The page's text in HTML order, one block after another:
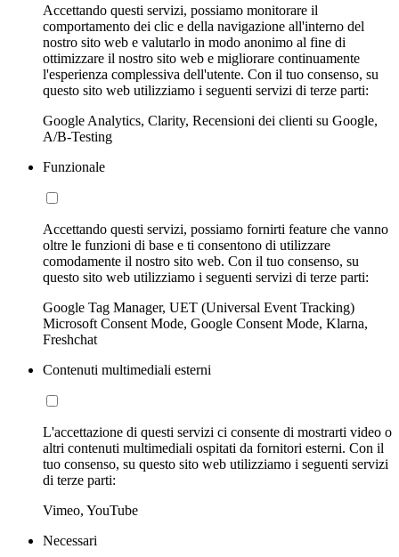
Accettando questi servizi, possiamo monitorare il
comportamento dei clic e della navigazione all'interno del
nostro sito web e valutarlo in modo anonimo al fine di
ottimizzare il nostro sito web e migliorare continuamente
l'esperienza complessiva dell'utente. Con il tuo consenso, su
questo sito web utilizziamo i seguenti servizi di terze parti:
Google Analytics, Clarity, Recensioni dei clienti su Google,
A/B-Testing
Funzionale
Accettando questi servizi, possiamo fornirti feature che vanno
oltre le funzioni di base e ti consentono di utilizzare
comodamente il nostro sito web. Con il tuo consenso, su
questo sito web utilizziamo i seguenti servizi di terze parti:
Google Tag Manager, UET (Universal Event Tracking)
Microsoft Consent Mode, Google Consent Mode, Klarna,
Freshchat
Contenuti multimediali esterni
L'accettazione di questi servizi ci consente di mostrarti video o
altri contenuti multimediali ospitati da fornitori esterni. Con il
tuo consenso, su questo sito web utilizziamo i seguenti servizi
di terze parti:
Vimeo, YouTube
Necessari